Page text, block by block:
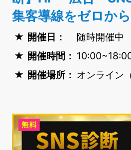
集客導線をゼロか
開催日：
随時開催中
開催時間：
開催場所： オンライン